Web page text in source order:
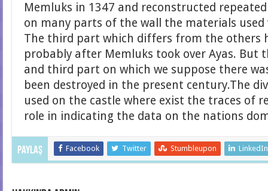
Memluks in 1347 and reconstructed
on many parts of the wall the materials used
The third part which differs from the others
probably after Memluks took over Ayas. But
and third part on which we suppose there
been destroyed in the present century.The
used on the castle where exist the traces of
role in indicating the data on the nations
Paylaş Facebook Twitter Stumbleupon LinkedIn